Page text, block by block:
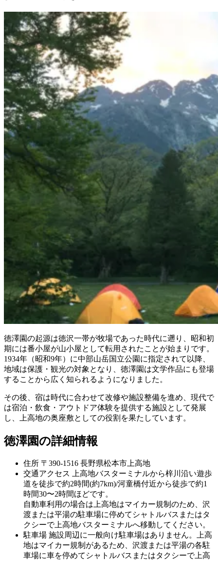
徳澤園の起源は徳沢一帯が牧場であった時代に遡り、昭和初
期には番小屋が山小屋として転用されたことが始まりです。
1934年（昭和9年）に中部山岳国立公園に指定されて以降、
地域は保護・観光の対象となり、徳澤園は文学作品にも登場
することから広く知られるようになりました。
その後、宿は時代に合わせて改修や施設整備を進め、現代で
は宿泊・飲食・アウトドア体験を提供する施設として発展
し、上高地の奥座敷としての役割を果たしています。
徳澤園の詳細情報
住所 〒390-1516 長野県松本市上高地
交通アクセス
上高地バスターミナルから梓川沿い遊歩
道を徒歩で約2時間(約7km)/河童橋付近から徒歩で約1
時間30〜2時間ほどです。
自動車利用の場合は上高地はマイカー規制のため、沢
渡または平湯の駐車場に停めてシャトルバスまたはタ
クシーで上高地バスターミナルへ移動してください。
駐車場 施設周辺に一般向け駐車場はありません。上高
地はマイカー規制があるため、沢渡または平湯の各駐
車場に車を停めてシャトルバスまたはタクシーで上高